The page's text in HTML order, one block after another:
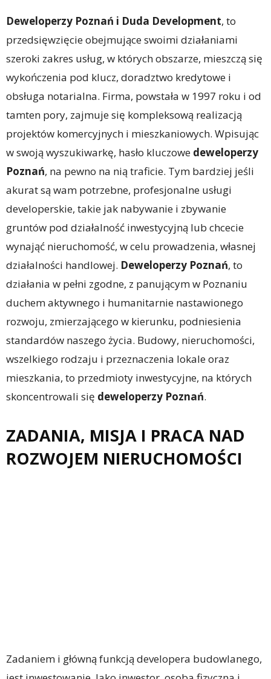
Deweloperzy Poznań i Duda Development, to
przedsięwzięcie obejmujące swoimi działaniami
szeroki zakres usług, w których obszarze, mieszczą się
wykończenia pod klucz, doradztwo kredytowe i
obsługa notarialna. Firma, powstała w 1997 roku i od
tamten pory, zajmuje się kompleksową realizacją
projektów komercyjnych i mieszkaniowych. Wpisując
w swoją wyszukiwarkę, hasło kluczowe deweloperzy
Poznań, na pewno na nią traficie. Tym bardziej jeśli
akurat są wam potrzebne, profesjonalne usługi
developerskie, takie jak nabywanie i zbywanie
gruntów pod działalność inwestycyjną lub chcecie
wynająć nieruchomość, w celu prowadzenia, własnej
działalności handlowej. Deweloperzy Poznań, to
działania w pełni zgodne, z panującym w Poznaniu
duchem aktywnego i humanitarnie nastawionego
rozwoju, zmierzającego w kierunku, podniesienia
standardów naszego życia. Budowy, nieruchomości,
wszelkiego rodzaju i przeznaczenia lokale oraz
mieszkania, to przedmioty inwestycyjne, na których
skoncentrowali się deweloperzy Poznań.
ZADANIA, MISJA I PRACA NAD
ROZWOJEM NIERUCHOMOŚCI
Zadaniem i główną funkcją developera budowlanego,